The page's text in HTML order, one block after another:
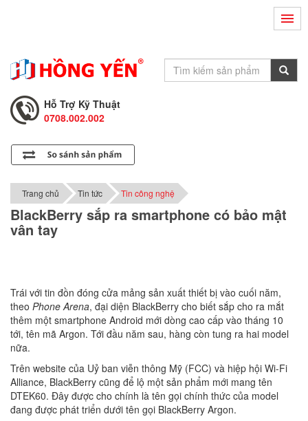
Tư Vấn Bán Hàng
Hỗ Trợ Kỹ Thuật
0708.002.002
0708.001.001
Trang chủ Tin tức Tin công nghệ
BlackBerry sắp ra smartphone có bảo mật
vân tay
Trái với tin đồn đóng cửa mảng sản xuất thiết bị vào cuối năm,
theo Phone Arena, đại diện BlackBerry cho biết sắp cho ra mắt
thêm một smartphone Android mới dòng cao cấp vào tháng 10
tới, tên mã Argon. Tới đầu năm sau, hàng còn tung ra hai model
nữa.
Trên website của Uỷ ban viễn thông Mỹ (FCC) và hiệp hội Wi-Fi
Alliance, BlackBerry cũng để lộ một sản phẩm mới mang tên
DTEK60. Đây được cho chính là tên gọi chính thức của model
đang được phát triển dưới tên gọi BlackBerry Argon.